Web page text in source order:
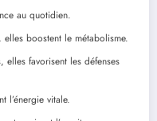
au quotidien.
boostent le métabolisme.
elles favorisent les défenses
l’énergie vitale.